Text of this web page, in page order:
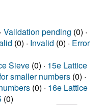
Validation pending (0) ·
(0) · Invalid (0) · Error
Sieve (0) · 15e Lattice
smaller numbers (0) ·
(0) · 16e Lattice
(0)